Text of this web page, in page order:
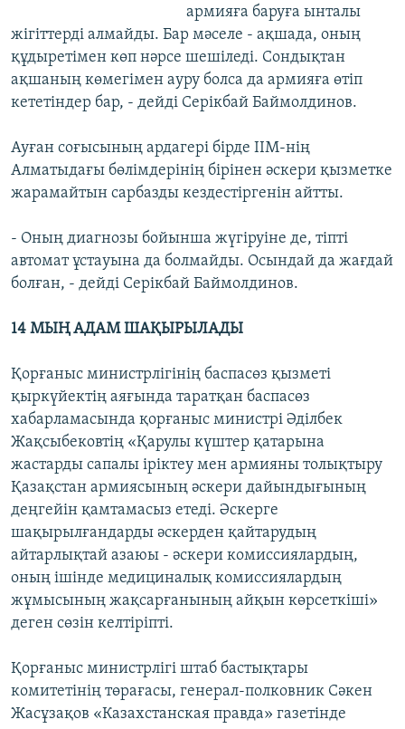
армияға баруға ынталы
жігіттерді алмайды. Бар мәселе - ақшада, оның
құдыретімен көп нәрсе шешіледі. Сондықтан
ақшаның көмегімен ауру болса да армияға өтіп
кететіндер бар, - дейді Серікбай Баймолдинов.
Ауған соғысының ардагері бірде ІІМ-нің
Алматыдағы бөлімдерінің бірінен әскери қызметке
жарамайтын сарбазды кездестіргенін айтты.
- Оның диагнозы бойынша жүгіруіне де, тіпті
автомат ұстауына да болмайды. Осындай да жағдай
болған, - дейді Серікбай Баймолдинов.
14 МЫҢ АДАМ ШАҚЫРЫЛАДЫ
Қорғаныс министрлігінің баспасөз қызметі
қыркүйектің аяғында таратқан баспасөз
хабарламасында қорғаныс министрі Әділбек
Жақсыбековтің «Қарулы күштер қатарына
жастарды сапалы іріктеу мен армияны толықтыру
Қазақстан армиясының әскери дайындығының
деңгейін қамтамасыз етеді. Әскерге
шақырылғандарды әскерден қайтарудың
айтарлықтай азаюы - әскери комиссиялардың,
оның ішінде медициналық комиссиялардың
жұмысының жақсарғанының айқын көрсеткіші»
деген сөзін келтіріпті.
Қорғаныс министрлігі штаб бастықтары
комитетінің төрағасы, генерал-полковник Сәкен
Жасұзақов «Казахстанская правда» газетінде